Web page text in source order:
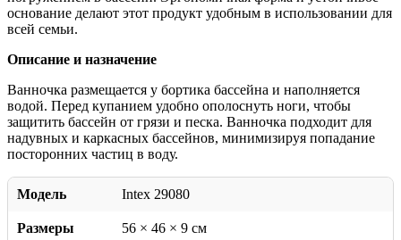
основание делают этот продукт удобным в использовании для
всей семьи.
Описание и назначение
Ванночка размещается у бортика бассейна и наполняется
водой. Перед купанием удобно ополоснуть ноги, чтобы
защитить бассейн от грязи и песка. Ванночка подходит для
надувных и каркасных бассейнов, минимизируя попадание
посторонних частиц в воду.
Модель Intex 29080
Размеры 56 × 46 × 9 см